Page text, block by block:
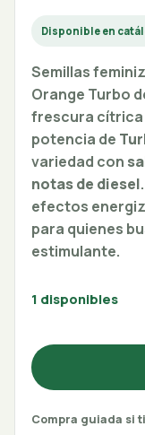
Disponible en
Semillas
Orange Turbo
frescura cítrica
potencia de
variedad con
notas de diesel
efectos
para quienes
estimulante.
1 disponibles
Compra guiada si